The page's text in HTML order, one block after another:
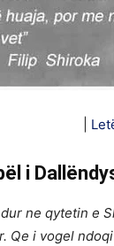
i
ne qytetin e
Qe i vogel